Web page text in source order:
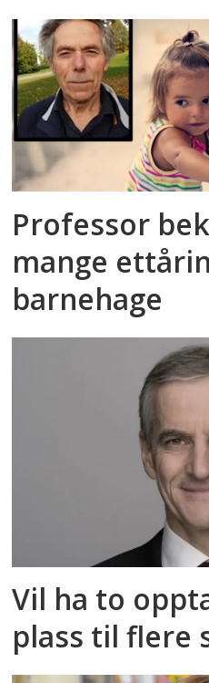
Professor
mange
barnehage
Vil ha to
plass til flere